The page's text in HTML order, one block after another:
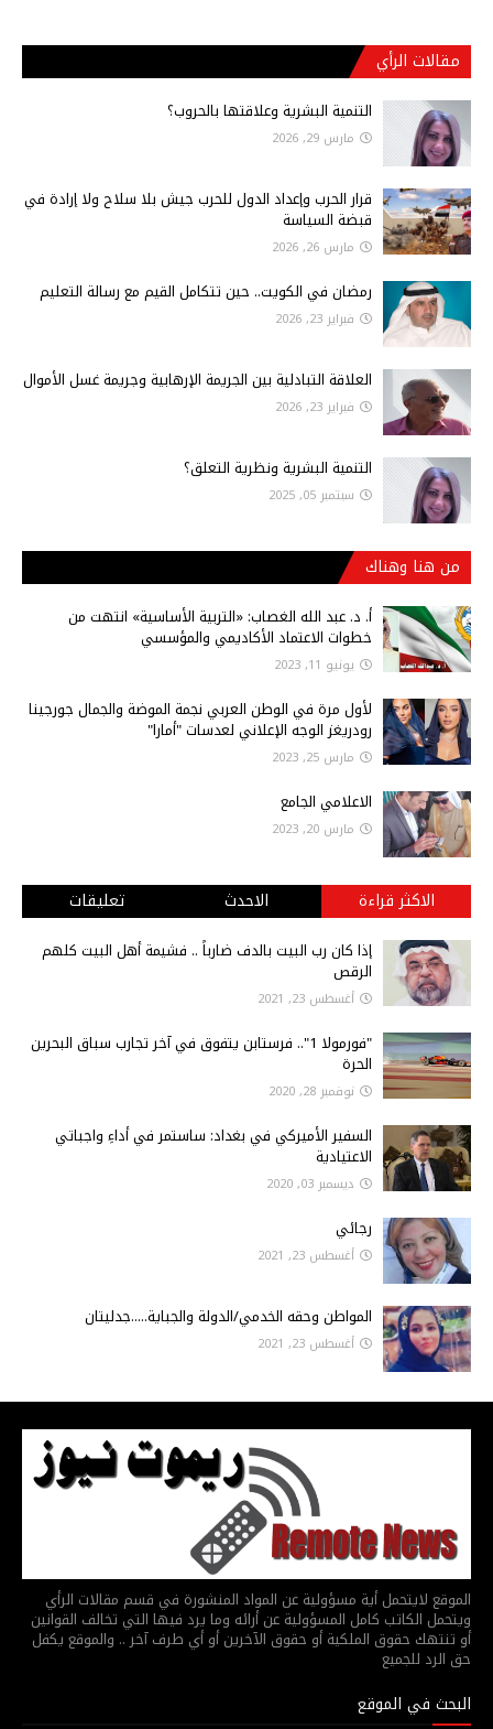
مقالات الرأي
التنمية البشرية وعلاقتها بالحروب؟
مارس 29, 2026
قرار الحرب وإعداد الدول للحرب جيش بلا سلاح ولا إرادة في
قبضة السياسة
مارس 26, 2026
رمضان في الكويت.. حين تتكامل القيم مع رسالة التعليم
فبراير 23, 2026
العلاقة التبادلية بين الجريمة الإرهابية وجريمة غسل الأموال
فبراير 23, 2026
التنمية البشرية ونظرية التعلق؟
سبتمبر 05, 2025
من هنا وهناك
أ‌. د. عبد الله الغصاب: «التربية الأساسية» انتهت من
خطوات الاعتماد الأكاديمي والمؤسسي
يونيو 11, 2023
لأول مرة في الوطن العربي نجمة الموضة والجمال جورجينا
رودريغز الوجه الإعلاني لعدسات "أمارا"
مارس 25, 2023
الاعلامي الجامع
مارس 20, 2023
الاكثر قراءة الاحدث تعليقات
إذا كان رب البيت بالدف ضارباً .. فشيمة أهل البيت كلهم
الرقص
أغسطس 23, 2021
"فورمولا 1".. فرستابن يتفوق في آخر تجارب سباق البحرين
الحرة
نوفمبر 28, 2020
السفير الأميركي في بغداد: ساستمر في أداءِ واجباتي
الاعتيادية
ديسمبر 03, 2020
رجائي
أغسطس 23, 2021
المواطن وحقه الخدمي/الدولة والجباية.....جدليتان
أغسطس 23, 2021
الموقع لايتحمل أية مسؤولية عن المواد المنشورة في قسم مقالات الرأي
ويتحمل الكاتب كامل المسؤولية عن أرائه وما يرد فيها التي تخالف القوانين
أو تنتهك حقوق الملكية أو حقوق الآخرين أو أي طرف آخر .. والموقع يكفل
حق الرد للجميع
البحث في الموقع